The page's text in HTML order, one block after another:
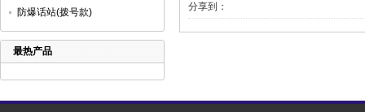
防爆话站(拨号款)
最热产品
分享到：